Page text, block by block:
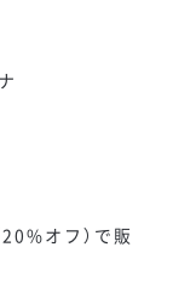
オフ）で販